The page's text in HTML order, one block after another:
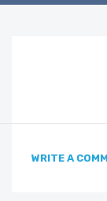
WRITE A